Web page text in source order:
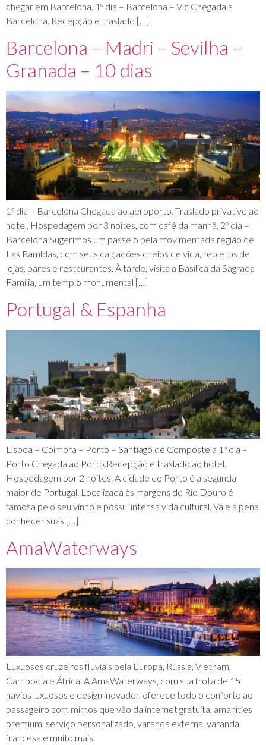
chegar em Barcelona. 1º dia – Barcelona – Vic Chegada a
Barcelona. Recepção e traslado […]
Barcelona – Madri – Sevilha –
Granada – 10 dias
1º dia – Barcelona Chegada ao aeroporto. Traslado privativo ao
hotel. Hospedagem por 3 noites, com café da manhã. 2º dia –
Barcelona Sugerimos um passeio pela movimentada região de
Las Ramblas, com seus calçadões cheios de vida, repletos de
lojas, bares e restaurantes. À tarde, visita a Basílica da Sagrada
Família, um templo monumental […]
Portugal & Espanha
Lisboa – Coimbra – Porto – Santiago de Compostela 1º dia –
Porto Chegada ao Porto.Recepção e traslado ao hotel.
Hospedagem por 2 noites. A cidade do Porto é a segunda
maior de Portugal. Localizada às margens do Rio Douro é
famosa pelo seu vinho e possui intensa vida cultural. Vale a pena
conhecer suas […]
AmaWaterways
Luxuosos cruzeiros fluviais pela Europa, Rússia, Vietnam,
Cambodia e África. A AmaWaterways, com sua frota de 15
navios luxuosos e design inovador, oferece todo o conforto ao
passageiro com mimos que vão da internet gratuita, amanities
premium, serviço personalizado, varanda externa, varanda
francesa e muito mais.